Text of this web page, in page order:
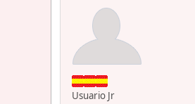
Usuario Jr